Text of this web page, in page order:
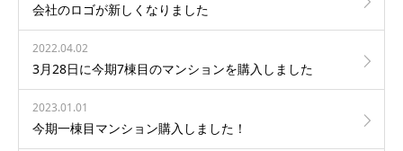
会社のロゴが新しくなりました
2022.04.02
3月28日に今期7棟目のマンションを購入しました
2023.01.01
今期一棟目マンション購入しました！